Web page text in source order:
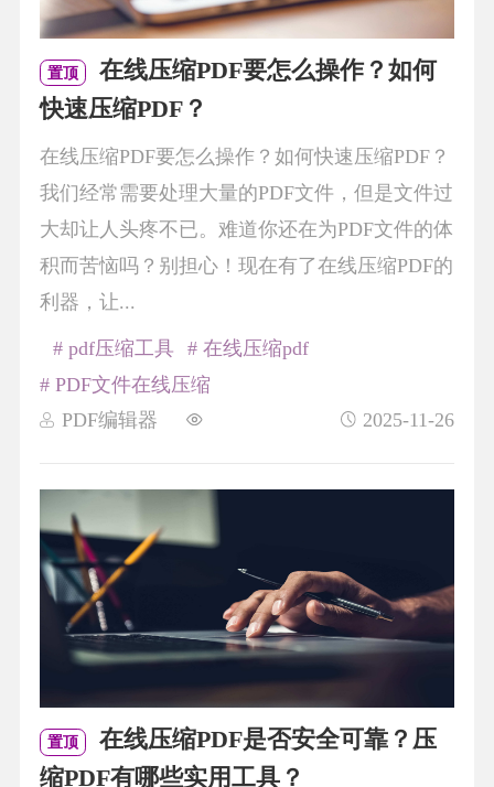
置顶
在线压缩PDF要怎么操作？如何
快速压缩PDF？
在线压缩PDF要怎么操作？如何快速压缩PDF？
我们经常需要处理大量的PDF文件，但是文件过
大却让人头疼不已。难道你还在为PDF文件的体
积而苦恼吗？别担心！现在有了在线压缩PDF的
利器，让...
PDF编辑器 2025-11-26
# pdf压缩工具
# 在线压缩pdf
# PDF文件在线压缩
置顶
在线压缩PDF是否安全可靠？压
缩PDF有哪些实用工具？